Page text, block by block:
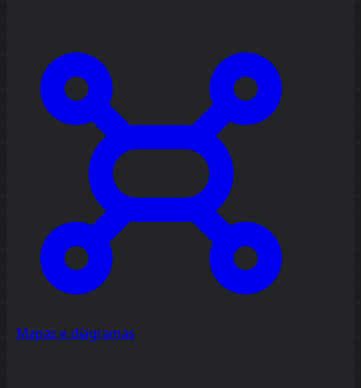
Mapas e diagramas